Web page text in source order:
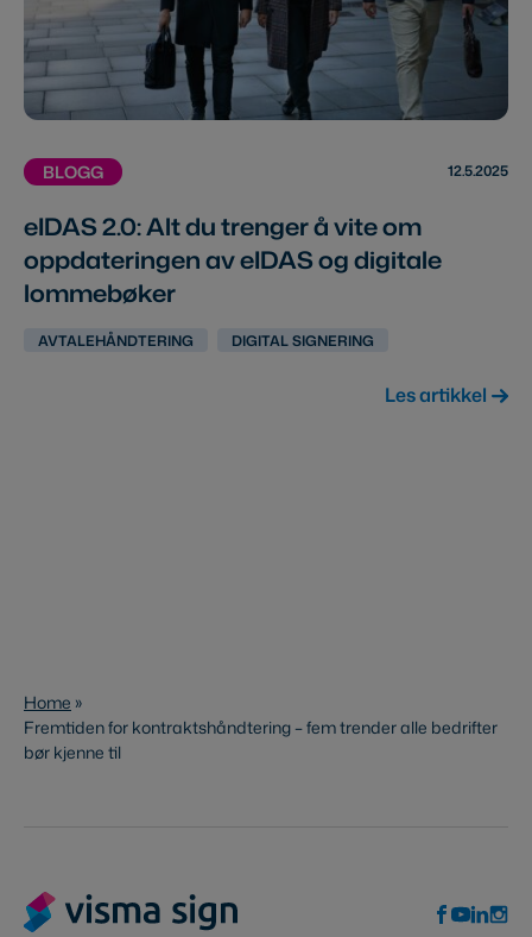
BLOGG 12.5.2025
eIDAS 2.0: Alt du trenger å vite om
oppdateringen av eIDAS og digitale
lommebøker
AVTALEHÅNDTERING DIGITAL SIGNERING
Les artikkel
Home »
Fremtiden for kontraktshåndtering – fem trender alle bedrifter
bør kjenne til